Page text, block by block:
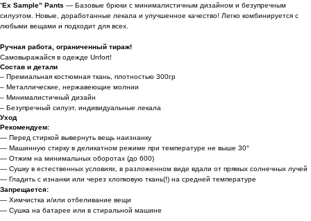
“Ex Sample” Pants — Базовые брюки с минималистичным дизайном и безупречным
силуэтом. Новые, доработанные лекала и улучшенное качество! Легко комбинируется с
любыми вещами и подходит для всех.
Ручная работа, ограниченный тираж!
Самовыражайся в одежде Unfort!
Состав и детали
– Премиальная костюмная ткань, плотностью 300гр
– Металлические, нержавеющие молнии
– Минималистичный дизайн
– Безупречный силуэт, индивидуальные лекала
Уход
Рекомендуем:
— Перед стиркой вывернуть вещь наизнанку
— Машинную стирку в деликатном режиме при температуре не выше 30°
— Отжим на минимальных оборотах (до 600)
— Сушку в естественных условиях, в разложенном виде вдали от прямых солнечных лучей
— Гладить с изнанки или через хлопковую ткань(!) на средней температуре
Запрещается:
— Химчистка и/или отбеливание вещи
— Сушка на батарее или в стиральной машине
Каталог
Доставка
О нас
Договор оферты
Поддержка
Политика конфиденциальности